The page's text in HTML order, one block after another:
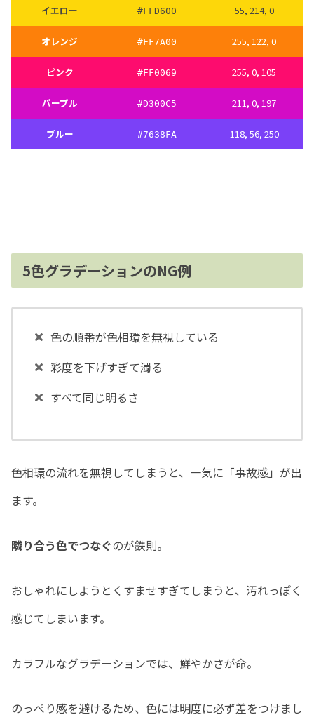
イエロー #FFD600 55, 214, 0
オレンジ #FF7A00 255, 122, 0
ピンク #FF0069 255, 0, 105
パープル #D300C5 211, 0, 197
ブルー #7638FA 118, 56, 250
5色グラデーションのNG例
色の順番が色相環を無視している
彩度を下げすぎて濁る
すべて同じ明るさ
色相環の流れを無視してしまうと、一気に「事故感」が出
ます。
隣り合う色でつなぐのが鉄則。
おしゃれにしようとくすませすぎてしまうと、汚れっぽく
感じてしまいます。
カラフルなグラデーションでは、鮮やかさが命。
のっぺり感を避けるため、色には明度に必ず差をつけまし